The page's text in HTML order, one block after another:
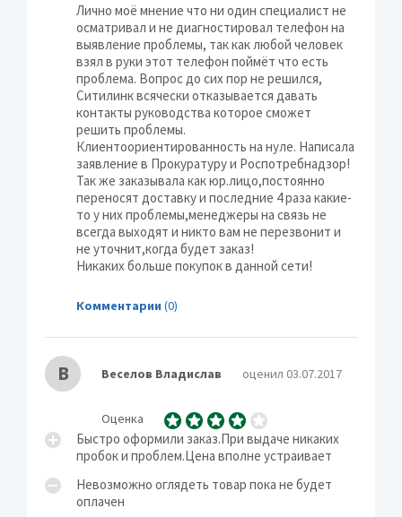
Лично моё мнение что ни один специалист не
осматривал и не диагностировал телефон на
выявление проблемы, так как любой человек
взял в руки этот телефон поймёт что есть
проблема. Вопрос до сих пор не решился,
Ситилинк всячески отказывается давать
контакты руководства которое сможет
решить проблемы.
Клиентоориентированность на нуле. Написала
заявление в Прокуратуру и Роспотребнадзор!
Так же заказывала как юр.лицо,постоянно
переносят доставку и последние 4 раза какие-
то у них проблемы,менеджеры на связь не
всегда выходят и никто вам не перезвонит и
не уточнит,когда будет заказ!
Никаких больше покупок в данной сети!
Комментарии (0)
В Веселов Владислав оценил 03.07.2017
Оценка
Быстро оформили заказ.При выдаче никаких
пробок и проблем.Цена вполне устраивает
Невозможно оглядеть товар пока не будет
оплачен